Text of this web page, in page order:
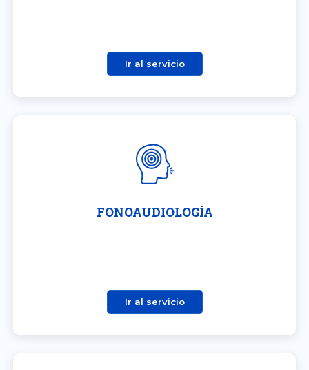
Ir al servicio
FONOAUDIOLOGÍA
Ir al servicio